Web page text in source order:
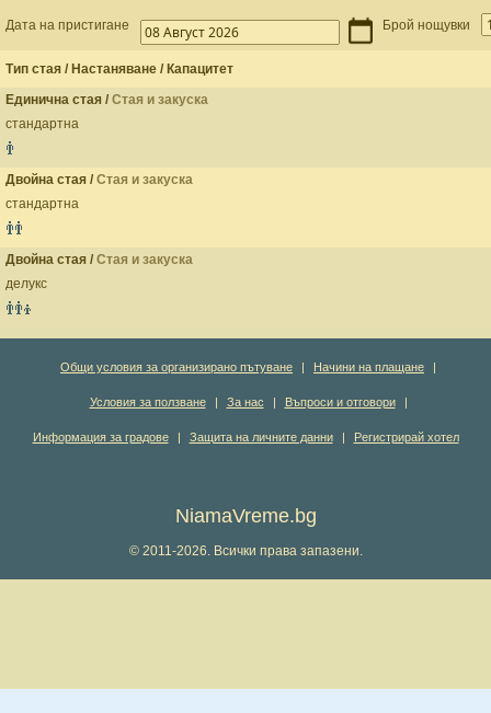
Дата на пристигане Брой нощувки
Тип стая / Настаняване / Капацитет
Единична стая / Стая и закуска
стандартна
Двойна стая / Стая и закуска
стандартна
Двойна стая / Стая и закуска
делукс
Общи условия за организирано пътуване Начини на плащане
Условия за ползване За нас Въпроси и отговори
Информация за градове Защита на личните данни Регистрирай хотел
NiamaVreme.bg
© 2011-2026. Всички права запазени.